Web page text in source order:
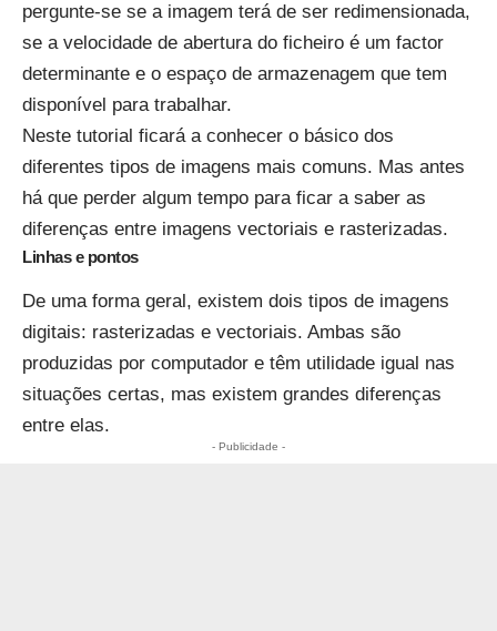
pergunte-se se a imagem terá de ser redimensionada,
se a velocidade de abertura do ficheiro é um factor
determinante e o espaço de armazenagem que tem
disponível para trabalhar.
Neste tutorial ficará a conhecer o básico dos
diferentes tipos de imagens mais comuns. Mas antes
há que perder algum tempo para ficar a saber as
diferenças entre imagens vectoriais e rasterizadas.
Linhas e pontos
De uma forma geral, existem dois tipos de imagens
digitais: rasterizadas e vectoriais. Ambas são
produzidas por computador e têm utilidade igual nas
situações certas, mas existem grandes diferenças
entre elas.
- Publicidade -